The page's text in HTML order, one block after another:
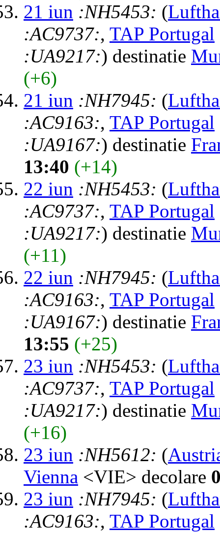
21 iun :NH5453: (
:AC9737:, TAP Portugal
:UA9217:) destinatie
(+6)
21 iun :NH7945: (
:AC9163:, TAP Portugal
:UA9167:) destinatie
13:40 (+14)
22 iun :NH5453: (
:AC9737:, TAP Portugal
:UA9217:) destinatie
(+11)
22 iun :NH7945: (
:AC9163:, TAP Portugal
:UA9167:) destinatie
13:55 (+25)
23 iun :NH5453: (
:AC9737:, TAP Portugal
:UA9217:) destinatie
(+16)
23 iun :NH5612: (
Vienna <VIE> decolare
23 iun :NH7945: (
:AC9163:, TAP Portugal